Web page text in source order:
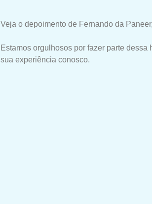
Veja o depoimento de Fernando da
Estamos orgulhosos por fazer parte
sua experiência conosco.